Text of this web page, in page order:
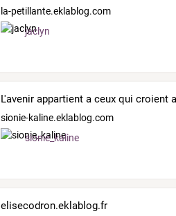
la-petillante.eklablog.com
jaclyn
sionie-kaline.eklablog.com
sionie_kaline
elisecodron.eklablog.fr